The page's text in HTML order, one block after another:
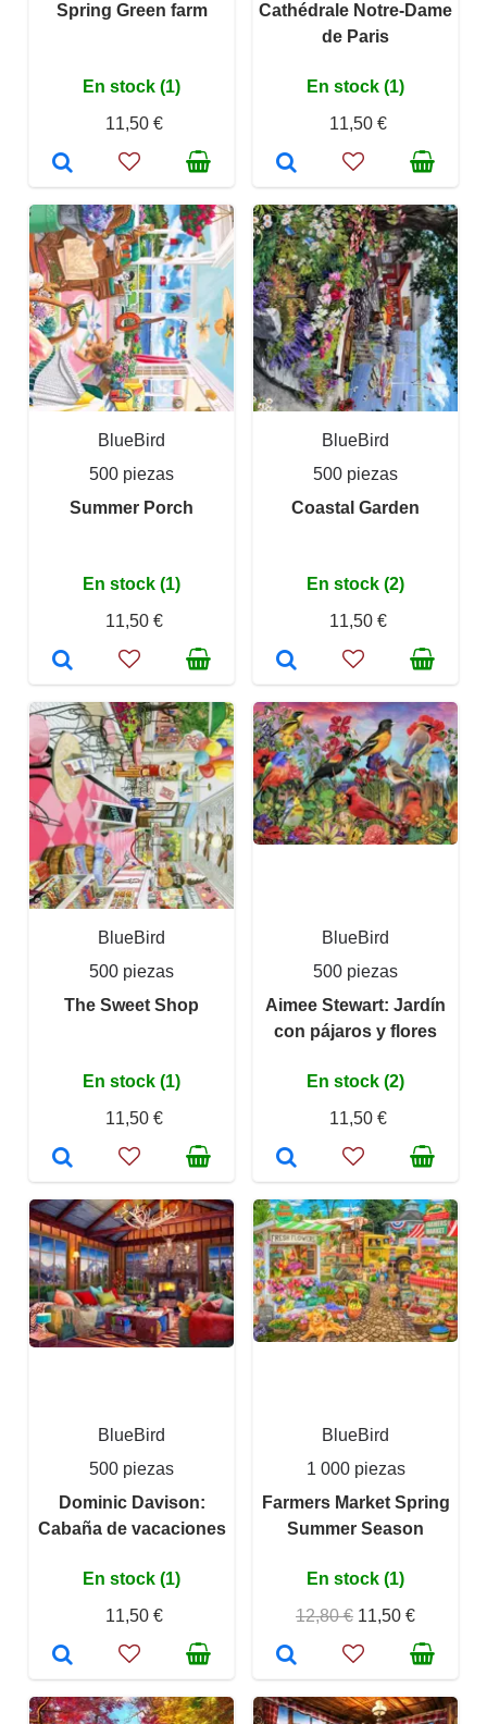
Spring Green farm
En stock (1)
11,50 €
Cathédrale Notre-Dame
de Paris
En stock (1)
11,50 €
BlueBird
500 piezas
Summer Porch
En stock (1)
11,50 €
BlueBird
500 piezas
Coastal Garden
En stock (2)
11,50 €
BlueBird
500 piezas
The Sweet Shop
En stock (1)
11,50 €
BlueBird
500 piezas
Aimee Stewart: Jardín
con pájaros y flores
En stock (2)
11,50 €
BlueBird
500 piezas
Dominic Davison:
Cabaña de vacaciones
En stock (1)
11,50 €
BlueBird
1 000 piezas
Farmers Market Spring
Summer Season
En stock (1)
12,80 € 11,50 €